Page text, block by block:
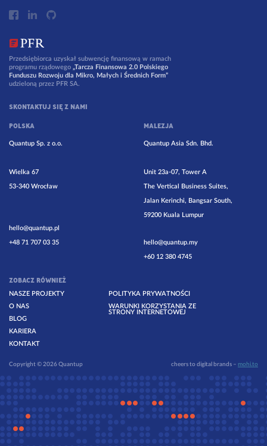
Przedsiębiorca uzyskał subwencję finansową w ramach
programu rządowego „Tarcza Finansowa 2.0 Polskiego
Funduszu Rozwoju dla Mikro, Małych i Średnich Form”
udzieloną przez PFR SA.
SKONTAKTUJ SIĘ Z NAMI
POLSKA
Quantup Sp. z o.o.
Wielka 67
53-340 Wrocław
hello@quantup.pl
+48 71 707 03 35
MALEZJA
Quantup Asia Sdn. Bhd.
Unit 23a-07, Tower A
The Vertical Business Suites,
Jalan Kerinchi, Bangsar South,
59200 Kuala Lumpur
hello@quantup.my
+60 12 380 4745
ZOBACZ RÓWNIEŻ
NASZE PROJEKTY
O NAS
BLOG
KARIERA
KONTAKT
POLITYKA PRYWATNOŚCI
WARUNKI KORZYSTANIA ZE
STRONY INTERNETOWEJ
Copyright © 2026 Quantup cheers to digital brands – mohi.to